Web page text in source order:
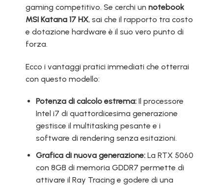
gaming competitivo. Se cerchi un notebook
MSI Katana 17 HX, sai che il rapporto tra costo
e dotazione hardware è il suo vero punto di
forza.
Ecco i vantaggi pratici immediati che otterrai
con questo modello:
Potenza di calcolo estrema:Il processore
Intel i7 di quattordicesima generazione
gestisce il multitasking pesante e i
software di rendering senza esitazioni.
Grafica di nuova generazione:La RTX 5060
con 8GB di memoria GDDR7 permette di
attivare il Ray Tracing e godere di una